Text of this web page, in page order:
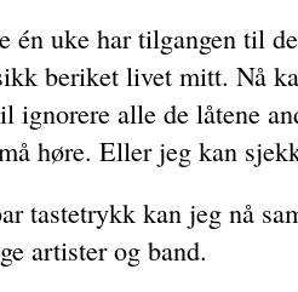
én uke har tilgangen til
beriket livet mitt. Nå
ignorere alle de låtene
høre. Eller jeg kan
tastetrykk kan jeg nå
artister og band.